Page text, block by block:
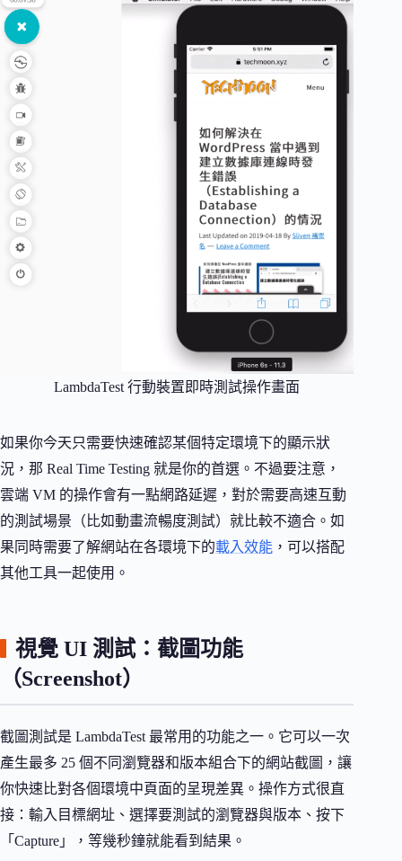
LambdaTest 行動裝置即時測試操作畫面
如果你今天只需要快速確認某個特定環境下的顯示狀
況，那 Real Time Testing 就是你的首選。不過要注意，
雲端 VM 的操作會有一點網路延遲，對於需要高速互動
的測試場景（比如動畫流暢度測試）就比較不適合。如
果同時需要了解網站在各環境下的載入效能 ，可以搭配
其他工具一起使用。
視覺 UI 測試：截圖功能
（Screenshot）
截圖測試是 LambdaTest 最常用的功能之一。它可以一次
產生最多 25 個不同瀏覽器和版本組合下的網站截圖，讓
你快速比對各個環境中頁面的呈現差異。操作方式很直
接：輸入目標網址、選擇要測試的瀏覽器與版本、按下
「Capture」，等幾秒鐘就能看到結果。